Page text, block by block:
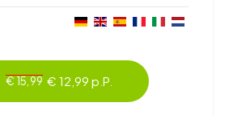
€ 15,99 € 12,99 p.P.